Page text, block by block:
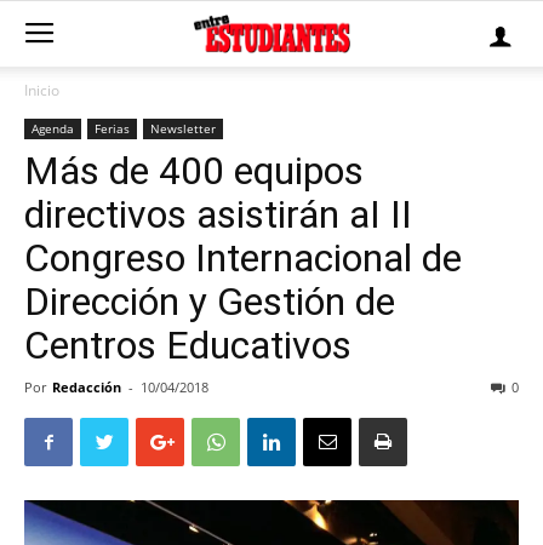
Inicio
Agenda Ferias Newsletter
Más de 400 equipos
directivos asistirán aI II
Congreso Internacional de
Dirección y Gestión de
Centros Educativos
Por Redacción - 10/04/2018 0